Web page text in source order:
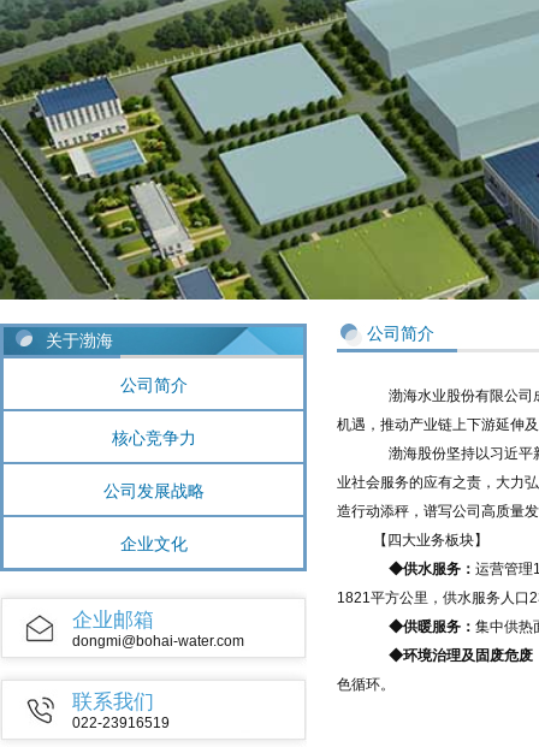
关于渤海
公司简介
核心竞争力
公司发展战略
企业文化
企业邮箱
dongmi@bohai-water.com
联系我们
022-23916519
公司简介
渤海水业股份有限公
机遇，推动产业链上下游延伸
渤海股份坚持以习近平
业社会服务的应有之责，大力
造行动添秤，谱写公司高质量
【四大业务板块】
◆供水服务： 运营管理
1821平方公里，供水服务人口
◆供暖服务： 集中供热
◆环境治理及固废危废
色循环。